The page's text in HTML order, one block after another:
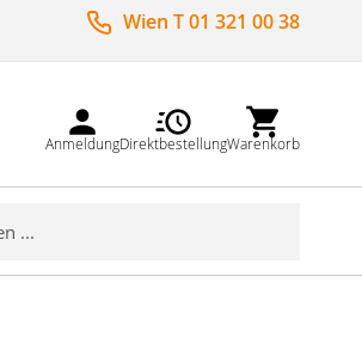
Wien T 01 321 00 38
AnmeldungDirektbestellungWarenkorb